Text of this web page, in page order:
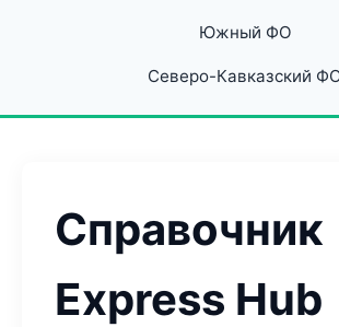
Южный ФО
Северо-Кавказский
Справочник
Express Hub